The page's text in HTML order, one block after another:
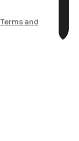
Terms and